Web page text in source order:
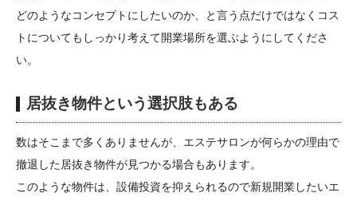
どのようなコンセプトにしたいのか、と言う点だけではなくコス
トについてもしっかり考えて開業場所を選ぶようにしてくださ
い。
居抜き物件という選択肢もある
数はそこまで多くありませんが、エステサロンが何らかの理由で
撤退した居抜き物件が見つかる場合もあります。
このような物件は、設備投資を抑えられるので新規開業したいエ